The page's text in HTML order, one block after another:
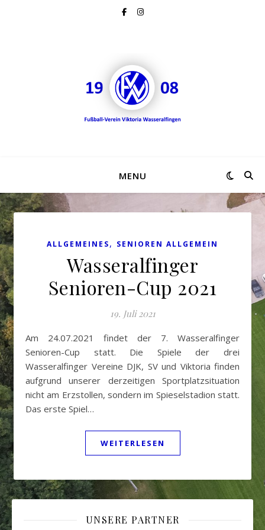
MENU
ALLGEMEINES, SENIOREN ALLGEMEIN
Wasseralfinger
Senioren-Cup 2021
19. Juli 2021
Am 24.07.2021 findet der 7. Wasseralfinger
Senioren-Cup statt. Die Spiele der drei
Wasseralfinger Vereine DJK, SV und Viktoria finden
aufgrund unserer derzeitigen Sportplatzsituation
nicht am Erzstollen, sondern im Spieselstadion statt.
Das erste Spiel…
WEITERLESEN
UNSERE PARTNER